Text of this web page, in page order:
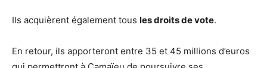
Ils acquièrent également tous les droits de vote.
En retour, ils apporteront entre 35 et 45 millions d’euros